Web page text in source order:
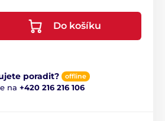
Do košíku
poradit? offline
na +420 216 216 106